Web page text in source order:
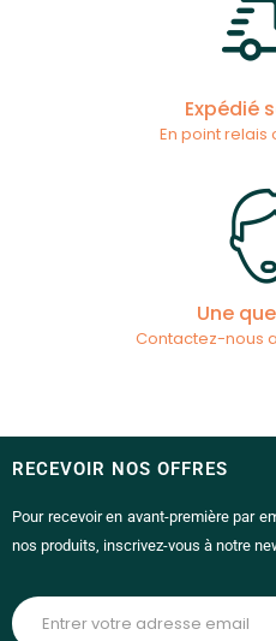
Expédié
En point relais
Une
Contactez-nous
RECEVOIR NOS OFFRES
Pour recevoir en avant-première par
nos produits, inscrivez-vous à notre